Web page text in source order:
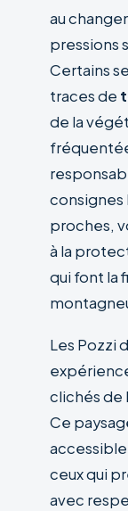
au
pressions
Certains
traces de
de la
consignes
proches,
à la
qui font la
Les Pozzi
clichés de
Ce
ceux qui
avec